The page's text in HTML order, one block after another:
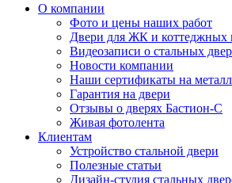
О компании
Фото и цены наших работ
Двери для ЖК и коттеджных
Видеозаписи о стальных
Новости компании
Наши сертификаты на
Гарантия на двери
Отзывы о дверях Бастион-С
Живая фотолента
Клиентам
Устройство стальной двери
Полезные статьи
Дизайн-студия стальных